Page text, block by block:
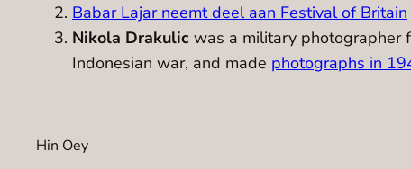
Babar Lajar neemt deel aan Festival of Britain
Nikola Drakulic was a military photographer
Indonesian war, and made photographs in
Hin Oey